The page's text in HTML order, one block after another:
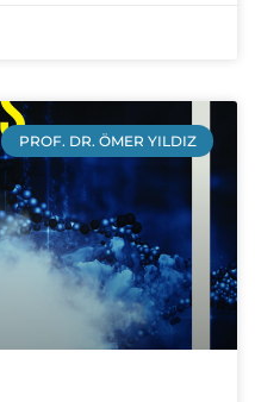
PROF. DR. ÖMER YILDIZ